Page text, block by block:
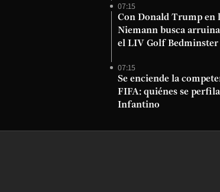
07:15
Con Donald Trump en
Niemann busca
el LIV Golf Bedminster
07:15
Se enciende la
FIFA: quiénes se
Infantino